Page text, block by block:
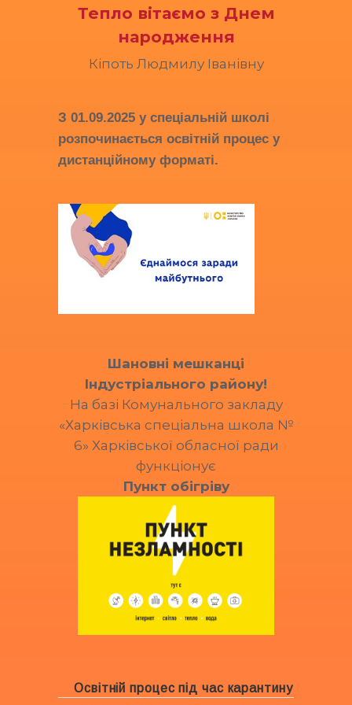
Тепло вітаємо з Днем
народження
Кіпоть Людмилу Іванівну
З 01.09.2025 у спеціальній школі
розпочинається освітній процес у
дистанційному форматі.
Шановні мешканці
Індустріального району!
На базі Комунального закладу
«Харківська спеціальна школа №
6» Харківської обласної ради
функціонує
Пункт обігріву
Освітній процес під час карантину